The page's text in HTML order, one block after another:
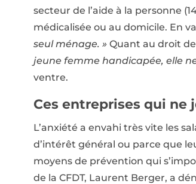
secteur de l’aide à la personne
médicalisée ou au domicile. En
seul ménage. »Quant au droit de
jeune femme handicapée, elle
ventre.
Ces entreprises qui ne
L’anxiété a envahi très vite les
d’intérêt général ou parce que
moyens de prévention qui
de la CFDT, Laurent Berger, a